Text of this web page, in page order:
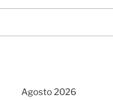
Agosto 2026